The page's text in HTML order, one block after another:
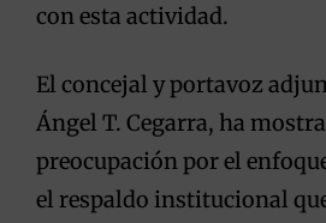
con esta actividad.
El concejal y portavoz
Ángel T. Cegarra, ha
preocupación por el
el respaldo institucional